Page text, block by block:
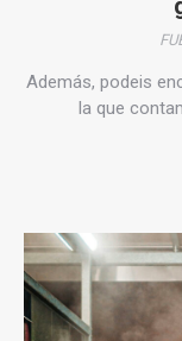
Además, podeis
la que